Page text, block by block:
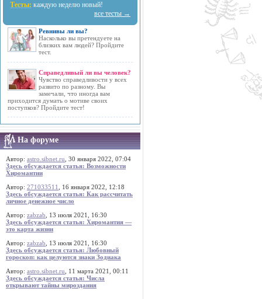
Тесты: каждую неделю новый!
все тесты →
Ревнивы ли вы?
Насколько вы претендуете на
близких вам людей? Пройдите
тест.
Справедливый ли вы человек?
Чувство справедливости у всех
развито по разному. Вы
замечали, что иногда вам
приходится думать о мотиве своих
поступков? Пройдите тест!
На форуме
Автор: astro.sibnet.ru , 30 января 2022, 07:04
Здесь обсуждается статья: Возможности
Хиромантии
Автор: 271033511
, 16 января 2022, 12:18
Здесь обсуждается статья: Как рассчитать
личное денежное число
Автор: zabzab , 13 июля 2021, 16:30
Здесь обсуждается статья: Хиромантия —
это карта жизни
Автор: zabzab , 13 июля 2021, 16:30
Здесь обсуждается статья: Любовный
гороскоп: как целуются знаки Зодиака
Автор: astro.sibnet.ru , 11 марта 2021, 00:11
Здесь обсуждается статья: Числа
открывают тайны мироздания